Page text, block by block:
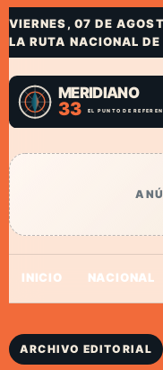
VIERNES, 07 DE
LA RUTA NACIONAL
INICIO NACIONAL
ARCHIVO EDITORIAL